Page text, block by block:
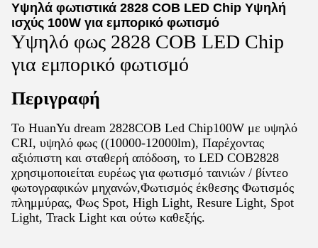
Υψηλά φωτιστικά 2828 COB LED Chip Υψηλή
ισχύς 100W για εμπορικό φωτισμό
Υψηλό φως 2828 COB LED Chip
για εμπορικό φωτισμό
Περιγραφή
Το HuanYu dream 2828COB Led Chip100W με υψηλό
CRI, υψηλό φως ((10000-12000lm), Παρέχοντας
αξιόπιστη και σταθερή απόδοση, το LED COB2828
χρησιμοποιείται ευρέως για φωτισμό ταινιών / βίντεο
φωτογραφικών μηχανών,Φωτισμός έκθεσης Φωτισμός
πλημμύρας, Φως Spot, High Light, Resure Light, Spot
Light, Track Light και ούτω καθεξής.